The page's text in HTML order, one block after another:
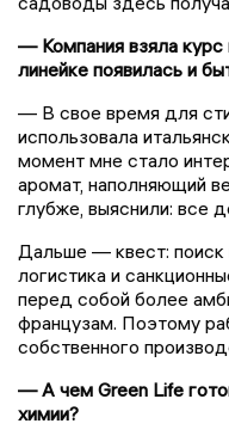
— Компания взяла
линейке появилась и
— В свое время для
использовала
момент мне стало
аромат, наполняющий
глубже, выяснили: все
Дальше — квест: поиск
логистика и
перед собой более
французам. Поэтому
собственного
— А чем Green Life
химии?